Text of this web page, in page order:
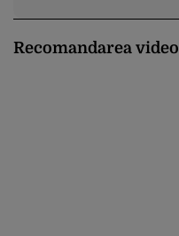
Recomandarea video